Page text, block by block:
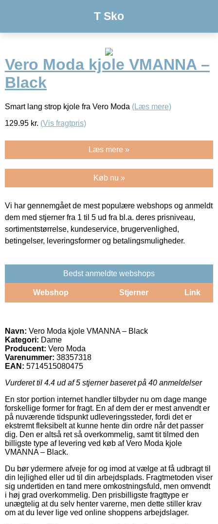
T Sko
Vero Moda kjole VMANNA –
Black
Smart lang strop kjole fra Vero Moda (Læs mere)
129.95 kr. (Vis fragtpris)
Læs mere »
Køb nu »
Vi har gennemgået de mest populære webshops og anmeldt
dem med stjerner fra 1 til 5 ud fra bl.a. deres prisniveau,
sortimentstørrelse, kundeservice, brugervenlighed,
betingelser, leveringsformer og betalingsmuligheder.
Bedst anmeldte webshops
Webshop Stjerner Link
Navn: Vero Moda kjole VMANNA – Black
Kategori: Dame
Producent: Vero Moda
Varenummer: 38357318
EAN: 5714515080475
Vurderet til 4.4 ud af 5 stjerner baseret på 40 anmeldelser
En stor portion internet handler tilbyder nu om dage mange
forskellige former for fragt. En af dem der er mest anvendt er
på nuværende tidspunkt udleveringssteder, fordi det er
ekstremt fleksibelt at kunne hente din ordre når det passer
dig. Den er altså ret så overkommelig, samt tit tilmed den
billigste type af levering ved køb af Vero Moda kjole
VMANNA – Black.
Du bør ydermere afveje for og imod at vælge at få udbragt til
din lejlighed eller ud til din arbejdsplads. Fragtmetoden viser
sig undertiden en tand mere omkostningsfuld, men omvendt
i høj grad overkommelig. Den prisbilligste fragttype er
unægtelig at du selv henter varerne, men dette stiller krav
om at du lever lige ved online shoppens arbejdslager.